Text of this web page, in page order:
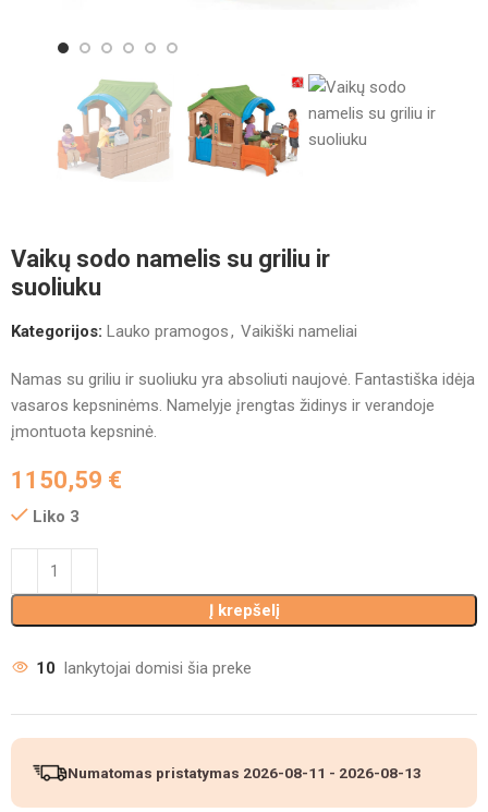
Vaikų sodo namelis su griliu ir
suoliuku
Kategorijos: Lauko pramogos, Vaikiški nameliai
Namas su griliu ir suoliuku yra absoliuti naujovė. Fantastiška idėja
vasaros kepsninėms. Namelyje įrengtas židinys ir verandoje
įmontuota kepsninė.
1150,59 €
Liko 3
Į krepšelį
10 lankytojai domisi šia preke
Numatomas pristatymas 2026-08-11 - 2026-08-13